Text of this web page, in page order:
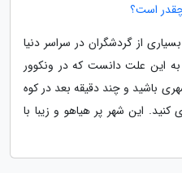
از گردشگران در سراسر دنیا
این علت دانست که در ونکوور
باشید و چند دقیقه بعد در کوه
کنید. این شهر پر هیاهو و زیبا با